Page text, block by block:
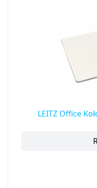
LEITZ Office